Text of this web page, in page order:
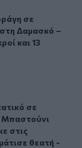
στη
σε
σε
Δαμασκό –
και 13
σε αγώνα
σε
Μπαστούνι
στις
θεατή -